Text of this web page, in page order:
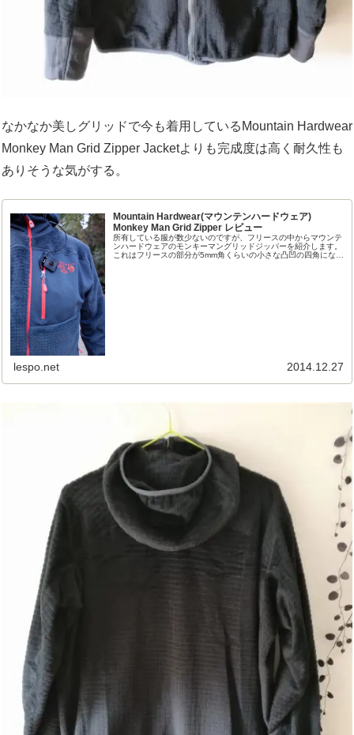
なかなか美しグリッドで今も着用しているMountain Hardwear
Monkey Man Grid Zipper Jacketよりも完成度は高く耐久性も
ありそうな気がする。
Mountain Hardwear(マウンテンハードウェア)
Monkey Man Grid Zipper レビュー
所有している服が数少ないのですが、フリースの中からマウンテ
ンハードウェアのモンキーマングリッドジッパーを紹介します。
これはフリースの部分が5mm角くらいの小さな凸凹の四角になっ
lespo.net 2014.12.27